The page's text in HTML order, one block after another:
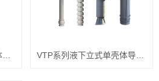
VTP系列液下立式单壳体导叶式泵